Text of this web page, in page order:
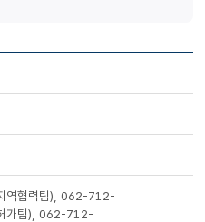
협력팀), 062-712-
가팀), 062-712-